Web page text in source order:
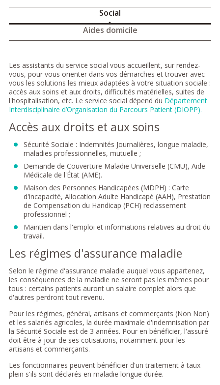
Social
Aides domicile
Les assistants du service social vous accueillent, sur rendez-
vous, pour vous orienter dans vos démarches et trouver avec
vous les solutions les mieux adaptées à votre situation sociale :
accès aux soins et aux droits, difficultés matérielles, suites de
l'hospitalisation, etc. Le service social dépend du Département
Interdisciplinaire d’Organisation du Parcours Patient (DIOPP).
Accès aux droits et aux soins
Sécurité Sociale : Indemnités Journalières, longue maladie,
maladies professionnelles, mutuelle ;
Demande de Couverture Maladie Universelle (CMU), Aide
Médicale de l'État (AME).
Maison des Personnes Handicapées (MDPH) : Carte
d'incapacité, Allocation Adulte Handicapé (AAH), Prestation
de Compensation du Handicap (PCH) reclassement
professionnel ;
Maintien dans l'emploi et informations relatives au droit du
travail.
Les régimes d'assurance maladie
Selon le régime d'assurance maladie auquel vous appartenez,
les conséquences de la maladie ne seront pas les mêmes pour
tous : certains patients auront un salaire complet alors que
d'autres perdront tout revenu.
Pour les régimes, général, artisans et commerçants (Non Non)
et les salariés agricoles, la durée maximale d'indemnisation par
la Sécurité Sociale est de 3 années. Pour en bénéficier, l'assuré
doit être à jour de ses cotisations, notamment pour les
artisans et commerçants.
Les fonctionnaires peuvent bénéficier d'un traitement à taux
plein s'ils sont déclarés en maladie longue durée.